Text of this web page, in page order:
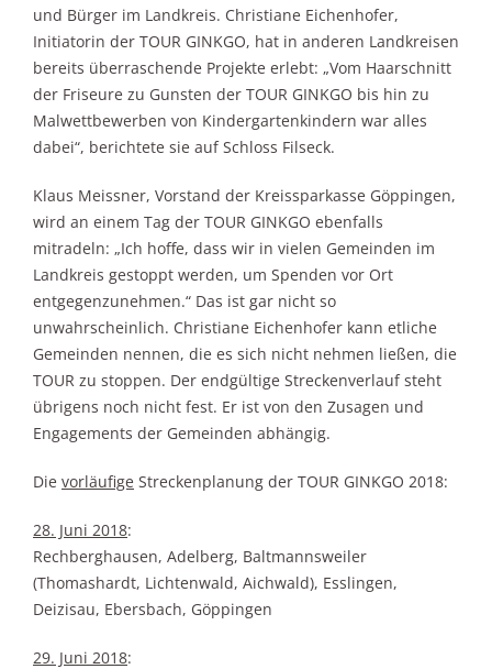
und Bürger im Landkreis. Christiane Eichenhofer,
Initiatorin der TOUR GINKGO, hat in anderen Landkreisen
bereits überraschende Projekte erlebt: „Vom Haarschnitt
der Friseure zu Gunsten der TOUR GINKGO bis hin zu
Malwettbewerben von Kindergartenkindern war alles
dabei“, berichtete sie auf Schloss Filseck.
Klaus Meissner, Vorstand der Kreissparkasse Göppingen,
wird an einem Tag der TOUR GINKGO ebenfalls
mitradeln: „Ich hoffe, dass wir in vielen Gemeinden im
Landkreis gestoppt werden, um Spenden vor Ort
entgegenzunehmen.“ Das ist gar nicht so
unwahrscheinlich. Christiane Eichenhofer kann etliche
Gemeinden nennen, die es sich nicht nehmen ließen, die
TOUR zu stoppen. Der endgültige Streckenverlauf steht
übrigens noch nicht fest. Er ist von den Zusagen und
Engagements der Gemeinden abhängig.
Die vorläufige Streckenplanung der TOUR GINKGO 2018:
28. Juni 2018:
Rechberghausen, Adelberg, Baltmannsweiler
(Thomashardt, Lichtenwald, Aichwald), Esslingen,
Deizisau, Ebersbach, Göppingen
29. Juni 2018: